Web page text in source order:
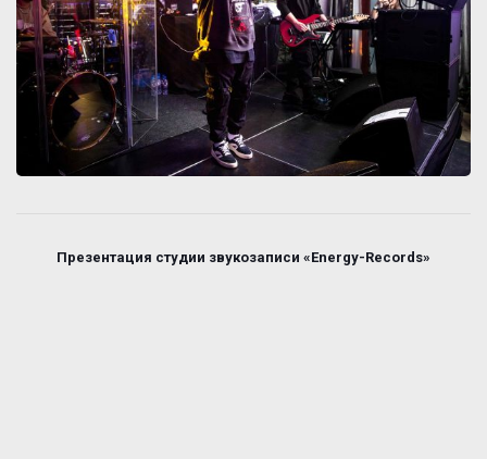
Презентация студии звукозаписи «Energy-Records»